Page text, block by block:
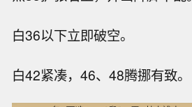
白36以下立即破空。
白42紧凑，46、48腾挪有致。